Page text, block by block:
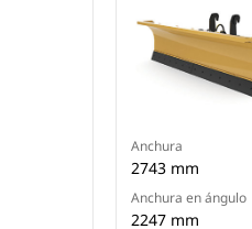
Anchura
2743 mm
Anchura en ángulo
2247 mm